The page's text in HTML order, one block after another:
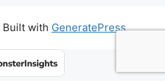
Built with GeneratePress